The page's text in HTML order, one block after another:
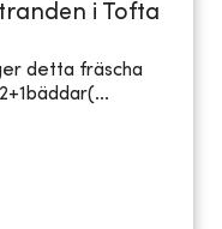
i Tofta
detta fräscha